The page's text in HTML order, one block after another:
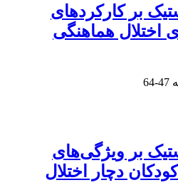
بر کارکردهای
اختلال هماهنگی
47-64
بر ویژگی‌های
دچار اختلال